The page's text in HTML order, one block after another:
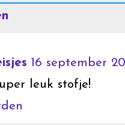
16 september
leuk stofje!